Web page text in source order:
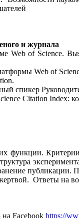
и журнала
Web of Science.
Web of
спикер
Citation Index:
функции.
публикации.
Ответы на
на Facebook https://